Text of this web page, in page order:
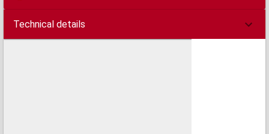
Technical details